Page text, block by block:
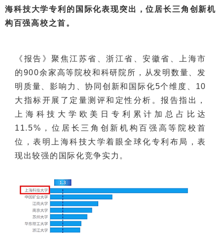
海科技大学专利的国际化表现突出，位居长三角创新机
构百强高校之首。
《报告》聚焦江苏省、浙江省、安徽省、上海市
的900余家高等院校和科研院所，从发明数量、发
明质量、影响力、协同创新和国际化5个维度、10
大指标开展了定量测评和定性分析。报告指出，
上海科技大学欧美日专利累计加总占比达
11.5%，位居长三角创新机构百强高等院校首
位，表明上海科技大学着眼全球化专利布局，表
现出较强的国际化竞争实力。